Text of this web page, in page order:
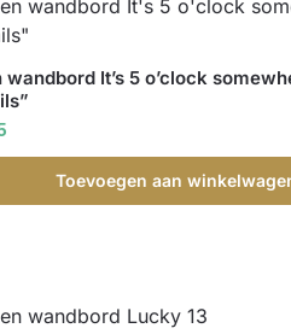
wandbord It’s 5 o’clock
Toevoegen aan